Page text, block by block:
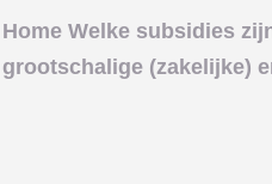
Home Welke subsidies
grootschalige (zakelijke)